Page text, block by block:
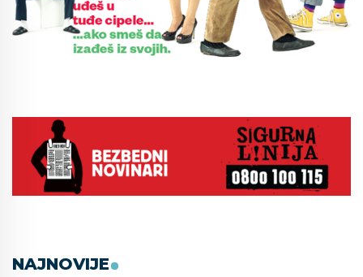
NAJNOVIJE